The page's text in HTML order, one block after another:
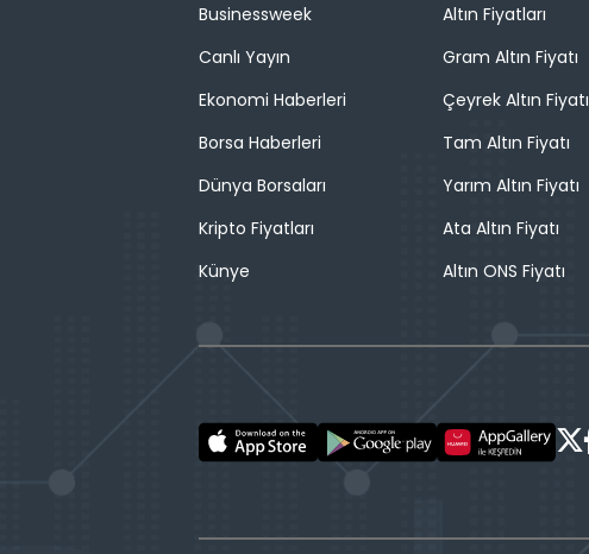
Businessweek
Canlı Yayın
Ekonomi Haberleri
Borsa Haberleri
Dünya Borsaları
Kripto Fiyatları
Künye
Altın Fiyatları
Gram Altın Fiyatı
Çeyrek Altın Fiyatı
Tam Altın Fiyatı
Yarım Altın Fiyatı
Ata Altın Fiyatı
Altın ONS Fiyatı